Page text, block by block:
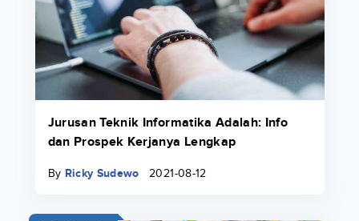
Jurusan Teknik Informatika Adalah: Info
dan Prospek Kerjanya Lengkap
By Ricky Sudewo 2021-08-12